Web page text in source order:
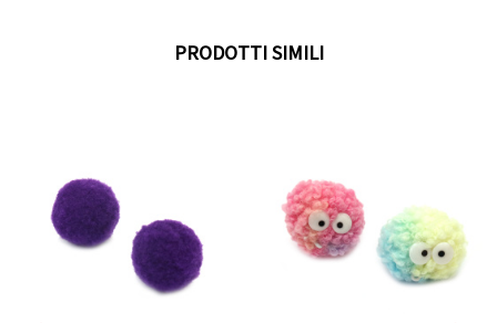
PRODOTTI SIMILI